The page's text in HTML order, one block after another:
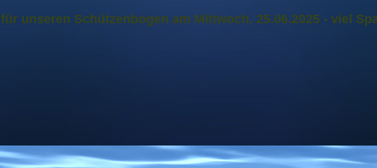
für unseren Schützenbogen am Mittwoch, 25.06.2025 - viel